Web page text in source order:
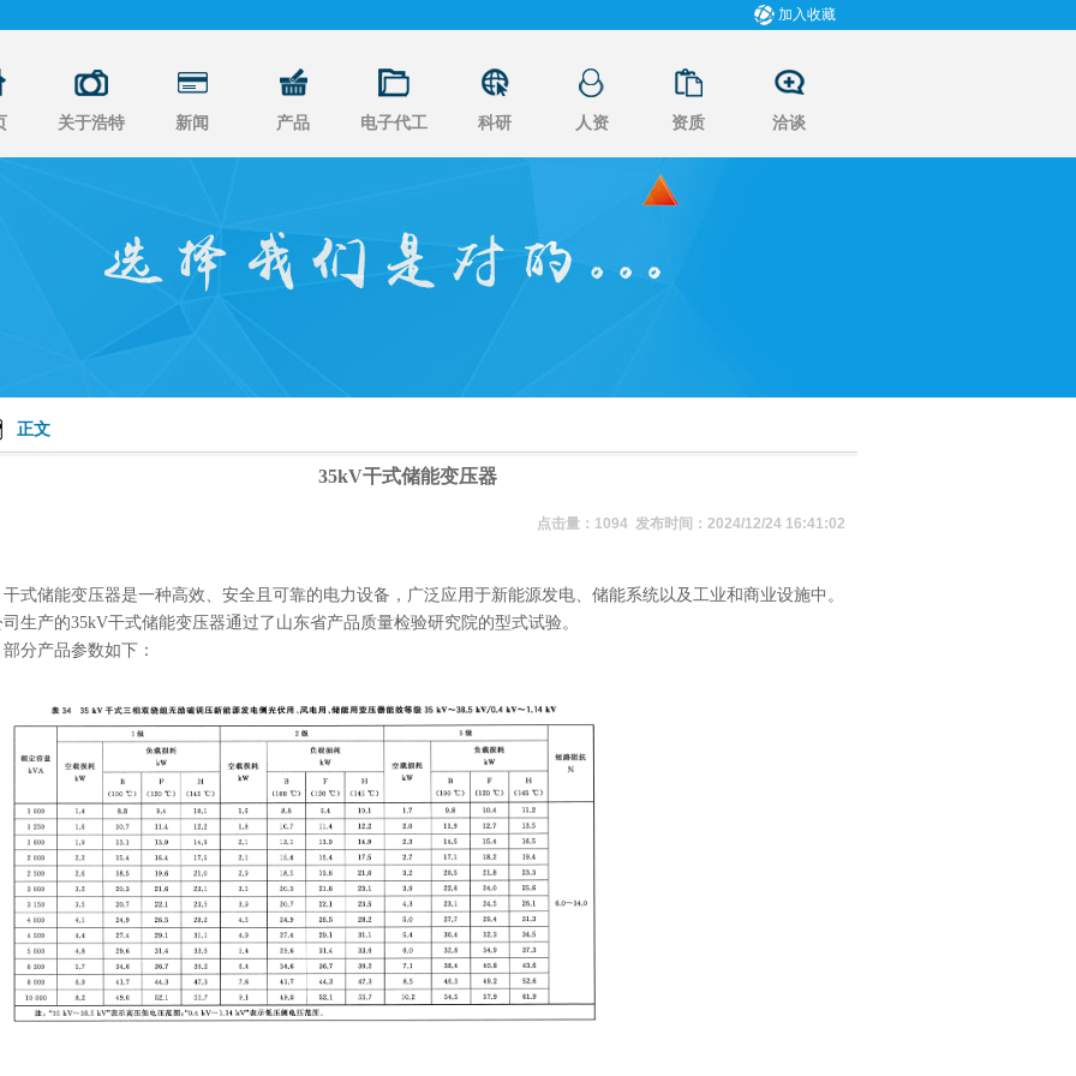
加入收藏
关于浩特 新闻 产品 电子代工 科研 人资 资质 洽谈
正文
35kV干式储能变压器
点击量：1094 发布时间：2024/12/24 16:41:02
干式储能变压器是一种高效、安全且可靠的电力设备，广泛应用于新能源发电、储能系统以及工业和商业设施中。
生产的35kV干式储能变压器通过了山东省产品质量检验研究院的型式试验。
部分产品参数如下：